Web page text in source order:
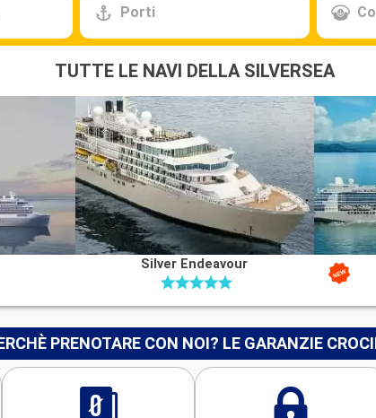
Porti
TUTTE LE NAVI DELLA SILVERSEA
Silver Endeavour
PRENOTARE CON NOI? LE GARANZIE